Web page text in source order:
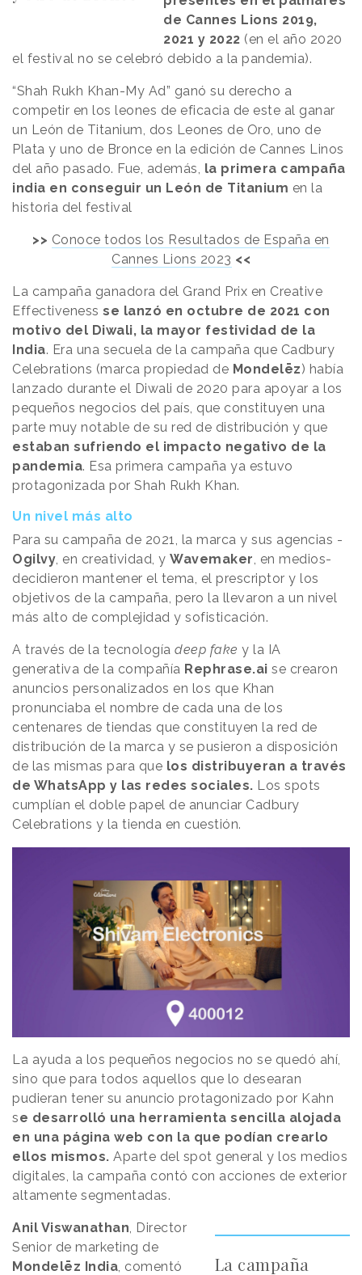
de Cannes Lions 2019,
2021 y 2022 (en el año 2020
el festival no se celebró debido a la pandemia).
“Shah Rukh Khan-My Ad” ganó su derecho a
competir en los leones de eficacia de este al ganar
un León de Titanium, dos Leones de Oro, uno de
Plata y uno de Bronce en la edición de Cannes Linos
del año pasado. Fue, además, la primera campaña
india en conseguir un León de Titanium en la
historia del festival
>> Conoce todos los Resultados de España en
Cannes Lions 2023 <<
La campaña ganadora del Grand Prix en Creative
Effectiveness se lanzó en octubre de 2021 con
motivo del Diwali, la mayor festividad de la
India. Era una secuela de la campaña que Cadbury
Celebrations (marca propiedad de Mondelēz) había
lanzado durante el Diwali de 2020 para apoyar a los
pequeños negocios del país, que constituyen una
parte muy notable de su red de distribución y que
estaban sufriendo el impacto negativo de la
pandemia. Esa primera campaña ya estuvo
protagonizada por Shah Rukh Khan.
Un nivel más alto
Para su campaña de 2021, la marca y sus agencias -
Ogilvy, en creatividad, y Wavemaker, en medios-
decidieron mantener el tema, el prescriptor y los
objetivos de la campaña, pero la llevaron a un nivel
más alto de complejidad y sofisticación.
A través de la tecnología deep fake y la IA
generativa de la compañía Rephrase.ai se crearon
anuncios personalizados en los que Khan
pronunciaba el nombre de cada una de los
centenares de tiendas que constituyen la red de
distribución de la marca y se pusieron a disposición
de las mismas para que los distribuyeran a través
de WhatsApp y las redes sociales. Los spots
cumplían el doble papel de anunciar Cadbury
Celebrations y la tienda en cuestión.
La ayuda a los pequeños negocios no se quedó ahí,
sino que para todos aquellos que lo desearan
pudieran tener su anuncio protagonizado por Kahn
se desarrolló una herramienta sencilla alojada
en una página web con la que podían crearlo
ellos mismos. Aparte del spot general y los medios
digitales, la campaña contó con acciones de exterior
altamente segmentadas.
La campaña
Anil Viswanathan, Director
Senior de marketing de
Mondelēz India, comentó